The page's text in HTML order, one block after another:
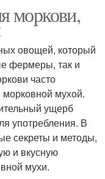
моркови,
овощей, который
фермеры, так и
часто
мухой.
ущерб
употребления. В
секреты и методы,
и вкусную
мухи.